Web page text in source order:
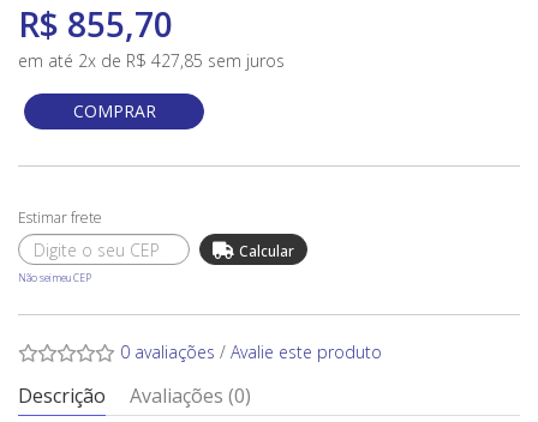
R$ 855,70
em até 2x de R$ 427,85 sem juros
COMPRAR
Não sei meu CEP
0 avaliações / Avalie este produto
Descrição Avaliações (0)